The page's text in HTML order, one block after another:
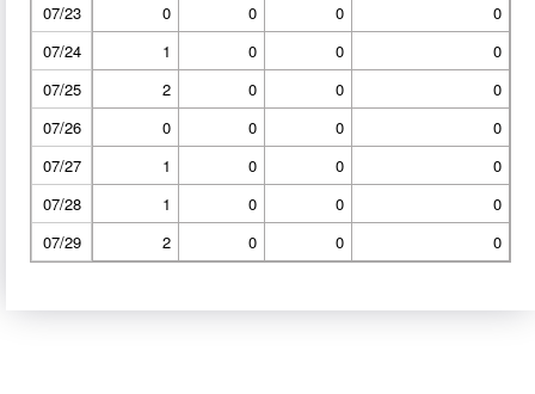
07/23
0 0 0
0
07/24
1 0 0
0
07/25
2 0 0
0
07/26
0 0 0
0
07/27
1 0 0
0
07/28
1 0 0
0
07/29
2 0 0 0